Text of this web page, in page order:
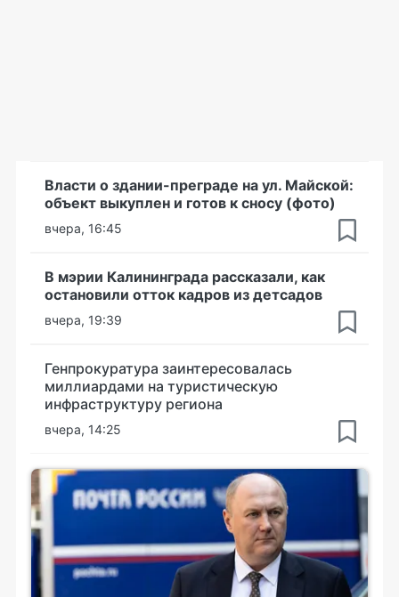
Власти о здании-преграде на ул. Майской:
объект выкуплен и готов к сносу (фото)
вчера, 16:45
В мэрии Калининграда рассказали, как
остановили отток кадров из детсадов
вчера, 19:39
Генпрокуратура заинтересовалась
миллиардами на туристическую
инфраструктуру региона
вчера, 14:25